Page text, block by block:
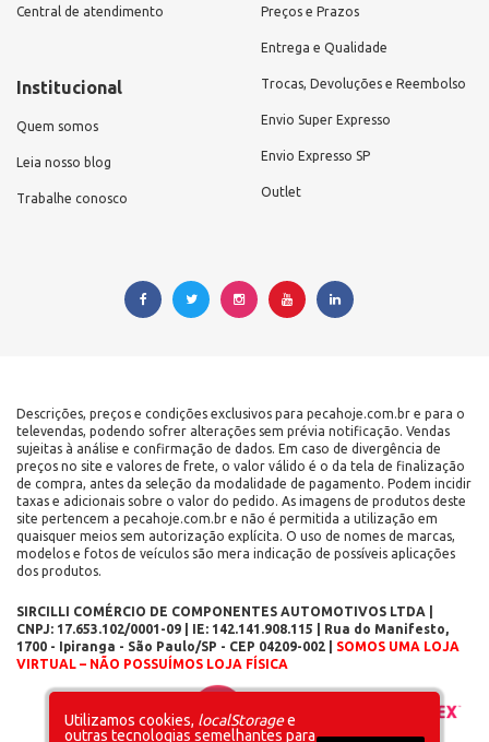
Central de atendimento
Institucional
Quem somos
Leia nosso blog
Trabalhe conosco
Preços e Prazos
Entrega e Qualidade
Trocas, Devoluções e Reembolso
Envio Super Expresso
Envio Expresso SP
Outlet
Descrições, preços e condições exclusivos para pecahoje.com.br e para o
televendas, podendo sofrer alterações sem prévia notificação. Vendas
sujeitas à análise e confirmação de dados. Em caso de divergência de
preços no site e valores de frete, o valor válido é o da tela de finalização
de compra, antes da seleção da modalidade de pagamento. Podem incidir
taxas e adicionais sobre o valor do pedido. As imagens de produtos deste
site pertencem a pecahoje.com.br e não é permitida a utilização em
quaisquer meios sem autorização explícita. O uso de nomes de marcas,
modelos e fotos de veículos são mera indicação de possíveis aplicações
dos produtos.
SIRCILLI COMÉRCIO DE COMPONENTES AUTOMOTIVOS LTDA |
CNPJ: 17.653.102/0001-09 | IE: 142.141.908.115 | Rua do Manifesto,
1700 - Ipiranga - São Paulo/SP - CEP 04209-002 | SOMOS UMA LOJA
VIRTUAL – NÃO POSSUÍMOS LOJA FÍSICA
Layout inicial
Utilizamos cookies, localStoragee
outras tecnologias semelhantes para